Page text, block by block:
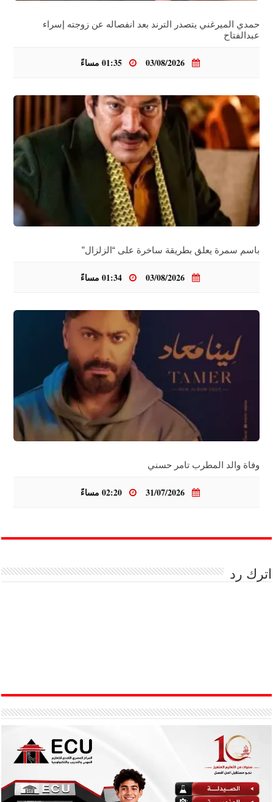
حمدي الميرغني يتصدر الترند بعد انفصاله عن زوجته إسراء
عبدالفتاح
باسم سمرة يعلق بطريقة ساخرة على “الزلزال”
وفاة والد المطرب تامر حسني
اترك رد